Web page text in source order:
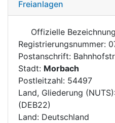
Freianlagen
Offizielle
Registrierungsnummer:
Postanschrift:
Stadt: Morbach
Postleitzahl: 54497
Land, Gliederung
(DEB22)
Land: Deutschland